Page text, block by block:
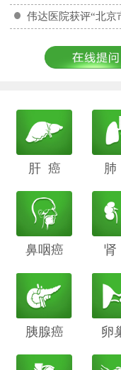
伟达医院获评“北京
肝 癌 阴道癌
鼻咽癌 胆管癌
肾
胰腺癌 鳞癌
卵